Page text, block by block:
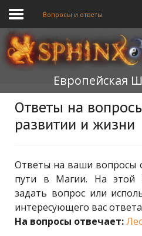
ГЛАВНАЯ
ОБУЧЕНИЕ
ТЕОРИЯ
МЫ
ФОРУМ
БЛОГ
ПОДАТЬ ЗАЯВКУ
Вопросы и ответы
Европейская
Ответы на
развитии и жизни
Ответы на ваши вопросы
пути в Магии. На этой
задать вопрос или
интересующего вас
На вопросы отвечает: